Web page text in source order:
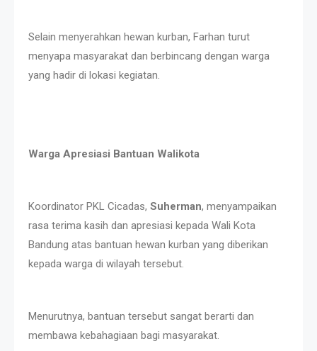
Selain menyerahkan hewan kurban, Farhan turut
menyapa masyarakat dan berbincang dengan warga
yang hadir di lokasi kegiatan.
Warga Apresiasi Bantuan Walikota
Koordinator PKL Cicadas, Suherman, menyampaikan
rasa terima kasih dan apresiasi kepada Wali Kota
Bandung atas bantuan hewan kurban yang diberikan
kepada warga di wilayah tersebut.
Menurutnya, bantuan tersebut sangat berarti dan
membawa kebahagiaan bagi masyarakat.